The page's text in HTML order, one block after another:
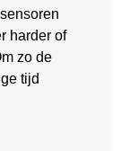
harder of
zo de
tijd